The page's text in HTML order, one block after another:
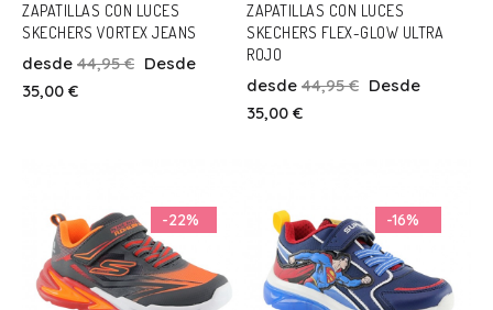
Talla
27 31 32 33 34
ZAPATILLAS CON LUCES
SKECHERS VORTEX JEANS
desde 44,95 € Desde
35,00 €
22 23 24
ZAPATILLAS CON LUCES
SKECHERS FLEX-GLOW ULTRA
ROJO
desde 44,95 € Desde
35,00 €
-22% -16%